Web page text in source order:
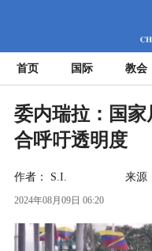
首页 国际 教会
委内瑞拉：国
合呼吁透明度
作者： S.I. 来源
2024年08月09日 06:20